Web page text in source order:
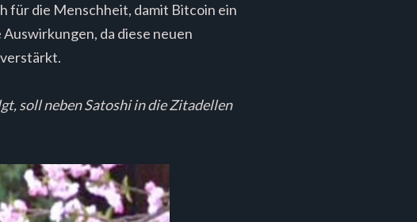
für die Menschheit, damit Bitcoin ein
da diese neuen
soll neben Satoshi in die Zitadellen